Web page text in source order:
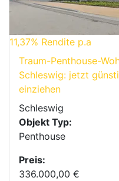
11,37% Rendite p.a
Traum-Penthouse-
Schleswig: jetzt
einziehen
Schleswig
Objekt Typ:
Penthouse
Preis:
336.000,00 €